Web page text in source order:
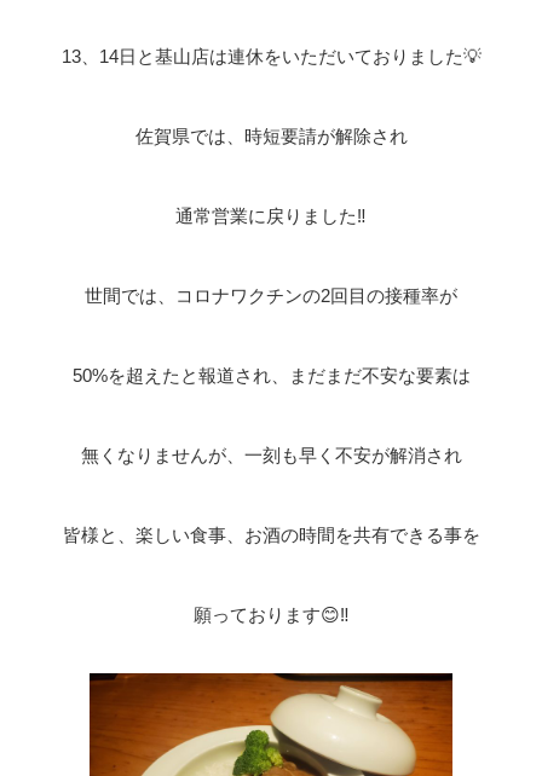
13、14日と基山店は連休をいただいておりました💡
佐賀県では、時短要請が解除され
通常営業に戻りました‼️
世間では、コロナワクチンの2回目の接種率が
50%を超えたと報道され、まだまだ不安な要素は
無くなりませんが、一刻も早く不安が解消され
皆様と、楽しい食事、お酒の時間を共有できる事を
願っております😊‼️